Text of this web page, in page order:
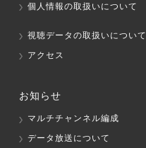
個人情報の取扱いについて
視聴データの取扱いについて
アクセス
お知らせ
マルチチャンネル編成
データ放送について